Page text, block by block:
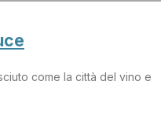
come la città del vino e